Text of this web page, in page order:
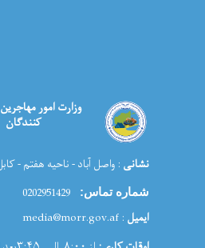
وزارت امور
کنندگان
نشانی : واصل آباد - ناحیه هفتم -
شماره تماس:
ایمیل : media@morr.gov.af